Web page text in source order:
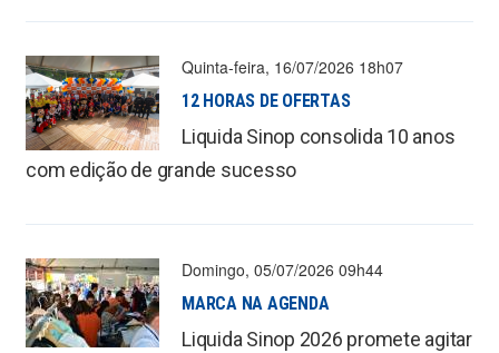
Quinta-feira, 16/07/2026 18h07
12 HORAS DE OFERTAS
Liquida Sinop consolida 10 anos
com edição de grande sucesso
Domingo, 05/07/2026 09h44
MARCA NA AGENDA
Liquida Sinop 2026 promete agitar